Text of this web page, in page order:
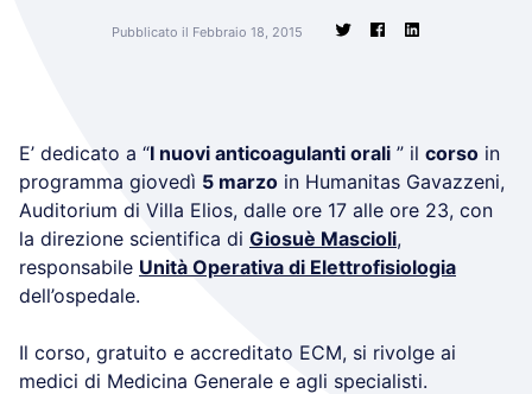
Pubblicato il Febbraio 18, 2015
E’ dedicato a “I nuovi anticoagulanti orali ” il corso in
programma giovedì 5 marzo in Humanitas Gavazzeni,
Auditorium di Villa Elios, dalle ore 17 alle ore 23, con
la direzione scientifica di Giosuè Mascioli,
responsabile Unità Operativa di Elettrofisiologia
dell’ospedale.
Il corso, gratuito e accreditato ECM, si rivolge ai
medici di Medicina Generale e agli specialisti.